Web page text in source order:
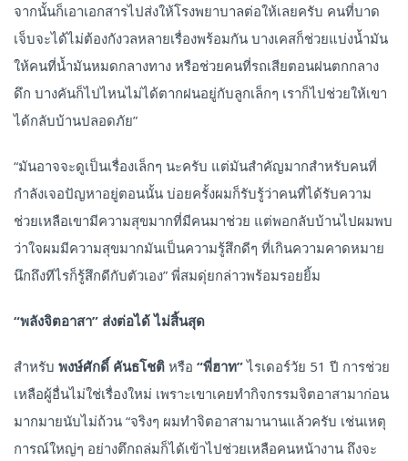
จากนั้นก็เอาเอกสารไปส่งให้โรงพยาบาลต่อให้เลยครับ คนที่บาด
เจ็บจะได้ไม่ต้องกังวลหลายเรื่องพร้อมกัน บางเคสก็ช่วยแบ่งน้ำมัน
ให้คนที่น้ำมันหมดกลางทาง หรือช่วยคนที่รถเสียตอนฝนตกกลาง
ดึก บางคันก็ไปไหนไม่ได้ตากฝนอยู่กับลูกเล็กๆ เราก็ไปช่วยให้เขา
ได้กลับบ้านปลอดภัย”
“มันอาจจะดูเป็นเรื่องเล็กๆ นะครับ แต่มันสำคัญมากสำหรับคนที่
กำลังเจอปัญหาอยู่ตอนนั้น บ่อยครั้งผมก็รับรู้ว่าคนที่ได้รับความ
ช่วยเหลือเขามีความสุขมากที่มีคนมาช่วย แต่พอกลับบ้านไปผมพบ
ว่าใจผมมีความสุขมากมันเป็นความรู้สึกดีๆ ที่เกินความคาดหมาย
นึกถึงทีไรก็รู้สึกดีกับตัวเอง” พี่สมดุ่ยกล่าวพร้อมรอยยิ้ม
“พลังจิตอาสา” ส่งต่อได้ ไม่สิ้นสุด
สำหรับ พงษ์ศักดิ์ คันธโชติ หรือ “พี่ฮาท”ไรเดอร์วัย 51 ปี การช่วย
เหลือผู้อื่นไม่ใช่เรื่องใหม่ เพราะเขาเคยทำกิจกรรมจิตอาสามาก่อน
มากมายนับไม่ถ้วน “จริงๆ ผมทำจิตอาสามานานแล้วครับ เช่นเหตุ
การณ์ใหญ่ๆ อย่างตึกถล่มก็ได้เข้าไปช่วยเหลือคนหน้างาน ถึงจะ